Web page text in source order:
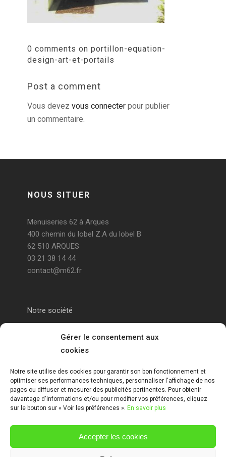
Gérer le consentement aux
cookies
Notre site utilise des cookies pour garantir son bon fonctionnement et
optimiser ses performances techniques, personnaliser l'affichage de nos
pages ou diffuser et mesurer des publicités pertinentes. Pour obtenir
davantage d'informations et/ou pour modifier vos préférences, cliquez
sur le bouton sur « Voir les préférences ». En savoir plus
Accepter les cookies
0 comments on portillon-equation-
design-art-et-portails
Post a comment
Vous devez vous connecter pour publier
un commentaire.
NOUS SITUER
Menuiseries 62 à Arques
400 chemin du lobel Z.A du lobel B
62 510 ARQUES
03 21 38 14 44
contact@m62.fr
Notre société
Portail alu Saint-Omer
Clôture 62
Garde-corps pas de calais
Mentions Légales